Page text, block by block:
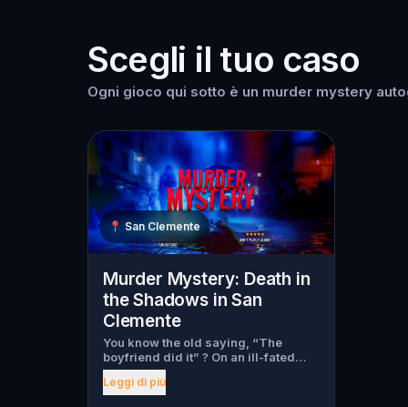
Scegli il tuo caso
Ogni gioco qui sotto è un murder mystery
📍 San Clemente
Murder Mystery: Death in
the Shadows in San
Clemente
You know the old saying, “The
boyfriend did it” ? On an ill-fated
night, love goes terribly wrong for
Bella Wanderlust and Walter Bridges
Leggi di più